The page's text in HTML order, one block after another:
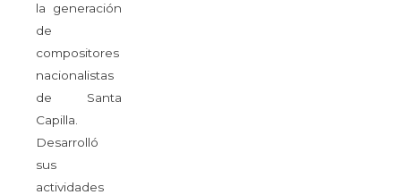
la generación
de
compositores
nacionalistas
de Santa
Capilla.
Desarrolló
sus
actividades